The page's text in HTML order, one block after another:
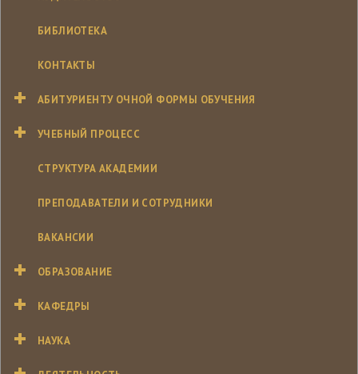
БИБЛИОТЕКА
КОНТАКТЫ
АБИТУРИЕНТУ ОЧНОЙ ФОРМЫ ОБУЧЕНИЯ
УЧЕБНЫЙ ПРОЦЕСС
СТРУКТУРА АКАДЕМИИ
ПРЕПОДАВАТЕЛИ И СОТРУДНИКИ
ВАКАНСИИ
ОБРАЗОВАНИЕ
КАФЕДРЫ
НАУКА